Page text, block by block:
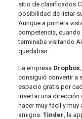
sitio de clasificados
posibilidad de listar
Aunque a primera
competencia, cuando
terminaba visitando
quedaban.
La empresa Dropbox
consiguió convertir a
espacio gratis por
insertar una dirección
hacer muy fácil y
amigos. Tinder, la